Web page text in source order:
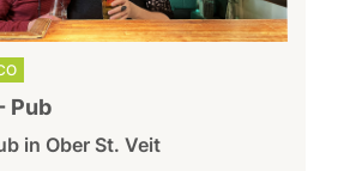
Pub
in Ober St. Veit